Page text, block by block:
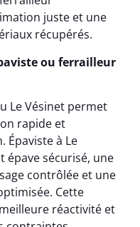
juste et une
récupérés.
ou ferrailleur
Le Vésinet permet
rapide et
Épaviste à Le
épave sécurisé, une
contrôlée et une
Cette
réactivité et